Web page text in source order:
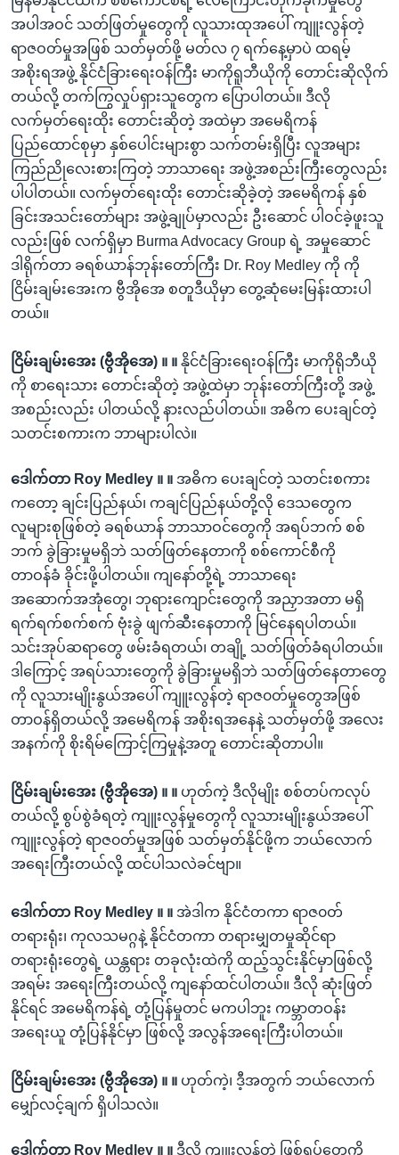
ကျော်
အပါအဝင် သတ်ဖြတ်မှုတွေကို လူသားထုအပေါ် ကျူးလွန်တဲ့
ရာဇဝတ်မှုအဖြစ် သတ်မှတ်ဖို့ မတ်လ ၇ ရက်နေ့မှာပဲ ထရမ့်
အစိုးရအဖွဲ့ နိုင်ငံခြားရေးဝန်ကြီး မာကိုရူဘီယိုကို တောင်းဆိုလိုက်
တယ်လို့ တက်ကြွလှုပ်ရှားသူတွေက ပြောပါတယ်။ ဒီလို
လက်မှတ်ရေးထိုး တောင်းဆိုတဲ့ အထဲမှာ အမေရိကန်
ပြည်ထောင်စုမှာ နှစ်ပေါင်းများစွာ သက်တမ်းရှိပြီး လူအများ
ကြည်ညိုလေးစားကြတဲ့ ဘာသာရေး အဖွဲ့အစည်းကြီးတွေလည်း
ပါပါတယ်။ လက်မှတ်ရေးထိုး တောင်းဆိုခဲ့တဲ့ အမေရိကန် နှစ်
ခြင်းအသင်းတော်များ အဖွဲ့ချုပ်မှာလည်း ဦးဆောင် ပါဝင်ခဲ့ဖူးသူ
လည်းဖြစ် လက်ရှိမှာ Burma Advocacy Group ရဲ့ အမှုဆောင်
ဒါရိုက်တာ ခရစ်ယာန်ဘုန်းတော်ကြီး Dr. Roy Medley ကို ကို
ငြိမ်းချမ်းအေးက ဗွီအိုအေ စတူဒီယိုမှာ တွေ့ဆုံမေးမြန်းထားပါ
တယ်။
ငြိမ်းချမ်းအေး (ဗွီအိုအေ) ။ ။ နိုင်ငံခြားရေးဝန်ကြီး မာကိုရိုဘီယို
ကို စာရေးသား တောင်းဆိုတဲ့ အဖွဲ့ထဲမှာ ဘုန်းတော်ကြီးတို့ အဖွဲ့
အစည်းလည်း ပါတယ်လို့ နားလည်ပါတယ်။ အဓိက ပေးချင်တဲ့
သတင်းစကားက ဘာများပါလဲ။
ဒေါက်တာ Roy Medley ။ ။ အဓိက ပေးချင်တဲ့ သတင်းစကား
ကတော့ ချင်းပြည်နယ်၊ ကချင်ပြည်နယ်တို့လို ဒေသတွေက
လူများစုဖြစ်တဲ့ ခရစ်ယာန် ဘာသာဝင်တွေကို အရပ်ဘက် စစ်
ဘက် ခွဲခြားမှုမရှိဘဲ သတ်ဖြတ်နေတာကို စစ်ကောင်စီကို
တာဝန်ခံ ခိုင်းဖို့ပါတယ်။ ကျနော်တို့ရဲ့ ဘာသာရေး
အဆောက်အအုံတွေ၊ ဘုရားကျောင်းတွေကို အညှာအတာ မရှိ
ရက်ရက်စက်စက် ဗုံးခွဲ ဖျက်ဆီးနေတာကို မြင်နေရပါတယ်။
သင်းအုပ်ဆရာတွေ ဖမ်းခံရတယ်၊ တချို့ သတ်ဖြတ်ခံရပါတယ်။
ဒါကြောင့် အရပ်သားတွေကို ခွဲခြားမှုမရှိဘဲ သတ်ဖြတ်နေတာတွေ
ကို လူသားမျိုးနွယ်အပေါ် ကျူးလွန်တဲ့ ရာဇ၀တ်မှုတွေအဖြစ်
တာဝန်ရှိတယ်လို့ အမေရိကန် အစိုးရအနေနဲ့ သတ်မှတ်ဖို့ အလေး
အနက်ကို စိုးရိမ်ကြောင့်ကြမှုနဲ့အတူ တောင်းဆိုတာပါ။
ငြိမ်းချမ်းအေး (ဗွီအိုအေ) ။ ။ ဟုတ်ကဲ့ ဒီလိုမျိုး စစ်တပ်ကလုပ်
တယ်လို့ စွပ်စွဲခံရတဲ့ ကျူးလွန်မှုတွေကို လူသားမျိုးနွယ်အပေါ်
ကျူးလွန်တဲ့ ရာဇ၀တ်မှုအဖြစ် သတ်မှတ်နိုင်ဖို့က ဘယ်လောက်
အရေးကြီးတယ်လို့ ထင်ပါသလဲခင်ဗျာ။
ဒေါက်တာ Roy Medley ။ ။ အဲဒါက နိုင်ငံတကာ ရာဇ၀တ်
တရားရုံး၊ ကုလသမဂ္ဂနဲ့ နိုင်ငံတကာ တရားမျှတမှုဆိုင်ရာ
တရားရုံးတွေရဲ့ ယန္တရား တခုလုံးထဲကို ထည့်သွင်းနိုင်မှာဖြစ်လို့
အရမ်း အရေးကြီးတယ်လို့ ကျနော်ထင်ပါတယ်။ ဒီလို ဆုံးဖြတ်
နိုင်ရင် အမေရိကန်ရဲ့ တုံ့ပြန်မှုတင် မကပါဘူး ကမ္ဘာတဝန်း
အရေးယူ တုံ့ပြန်နိုင်မှာ ဖြစ်လို့ အလွန်အရေးကြီးပါတယ်။
ငြိမ်းချမ်းအေး (ဗွီအိုအေ) ။ ။ ဟုတ်ကဲ့၊ ဒီ့အတွက် ဘယ်လောက်
မျှော်လင့်ချက် ရှိပါသလဲ။
ဒေါက်တာ Roy Medley ။ ။ ဒီလို ကျူးလွန်တဲ့ ဖြစ်ရပ်တွေကို